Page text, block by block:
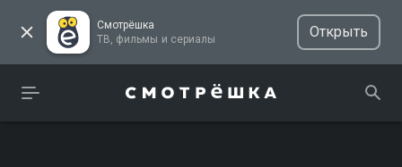
Смотрёшка
ТВ, фильмы и сериалы
Открыть